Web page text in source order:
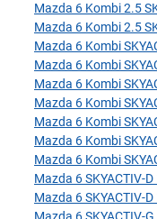
Mazda 6 Kombi 2.5
Mazda 6 Kombi 2.5
Mazda 6 Kombi
Mazda 6 Kombi
Mazda 6 Kombi
Mazda 6 Kombi
Mazda 6 Kombi
Mazda 6 Kombi
Mazda 6 Kombi
Mazda 6 SKYACTIV-
Mazda 6 SKYACTIV-